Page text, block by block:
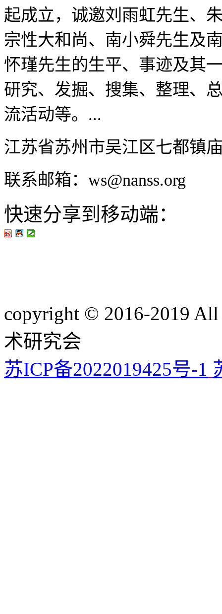
起成立，诚邀刘雨虹先生、
宗性大和尚、南小舜先生及
怀瑾先生的生平、事迹及其
研究、发掘、搜集、整理、
流活动等。...
江苏省苏州市吴江区七都镇
联系邮箱：ws@nanss.org
快速分享到移动端：
copyright © 2016-2019
术研究会
苏ICP备2022019425号-1